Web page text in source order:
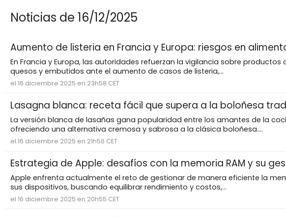
Noticias de 16/12/2025
Aumento de listeria en Francia y Europa: riesgos en
En Francia y Europa, las autoridades refuerzan la vigilancia sobre productos
quesos y embutidos ante el aumento de casos de listeria,...
el 16 diciembre 2025 en 23h58 CET
Lasagna blanca: receta fácil que supera a la boloñesa
La versión blanca de lasañas gana popularidad entre los amantes de la
ofreciendo una alternativa cremosa y sabrosa a la clásica boloñesa....
el 16 diciembre 2025 en 21h56 CET
Estrategia de Apple: desafíos con la memoria RAM y su
Apple enfrenta actualmente el reto de gestionar de manera eficiente la
sus dispositivos, buscando equilibrar rendimiento y costos,...
el 16 diciembre 2025 en 20h55 CET